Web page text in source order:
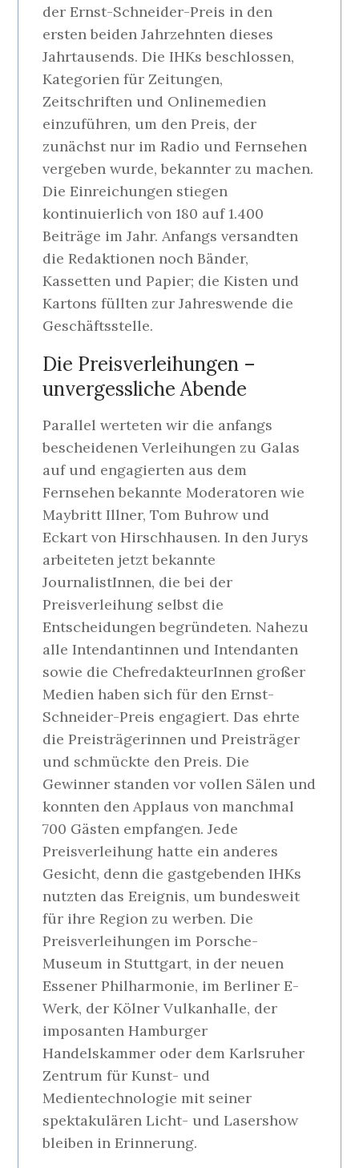
der Ernst-Schneider-Preis in den
ersten beiden Jahrzehnten dieses
Jahrtausends. Die IHKs beschlossen,
Kategorien für Zeitungen,
Zeitschriften und Onlinemedien
einzuführen, um den Preis, der
zunächst nur im Radio und Fernsehen
vergeben wurde, bekannter zu machen.
Die Einreichungen stiegen
kontinuierlich von 180 auf 1.400
Beiträge im Jahr. Anfangs versandten
die Redaktionen noch Bänder,
Kassetten und Papier; die Kisten und
Kartons füllten zur Jahreswende die
Geschäftsstelle.
Die Preisverleihungen –
unvergessliche Abende
Parallel werteten wir die anfangs
bescheidenen Verleihungen zu Galas
auf und engagierten aus dem
Fernsehen bekannte Moderatoren wie
Maybritt Illner, Tom Buhrow und
Eckart von Hirschhausen. In den Jurys
arbeiteten jetzt bekannte
JournalistInnen, die bei der
Preisverleihung selbst die
Entscheidungen begründeten. Nahezu
alle Intendantinnen und Intendanten
sowie die ChefredakteurInnen großer
Medien haben sich für den Ernst-
Schneider-Preis engagiert. Das ehrte
die Preisträgerinnen und Preisträger
und schmückte den Preis. Die
Gewinner standen vor vollen Sälen und
konnten den Applaus von manchmal
700 Gästen empfangen. Jede
Preisverleihung hatte ein anderes
Gesicht, denn die gastgebenden IHKs
nutzten das Ereignis, um bundesweit
für ihre Region zu werben. Die
Preisverleihungen im Porsche-
Museum in Stuttgart, in der neuen
Essener Philharmonie, im Berliner E-
Werk, der Kölner Vulkanhalle, der
imposanten Hamburger
Handelskammer oder dem Karlsruher
Zentrum für Kunst- und
Medientechnologie mit seiner
spektakulären Licht- und Lasershow
bleiben in Erinnerung.